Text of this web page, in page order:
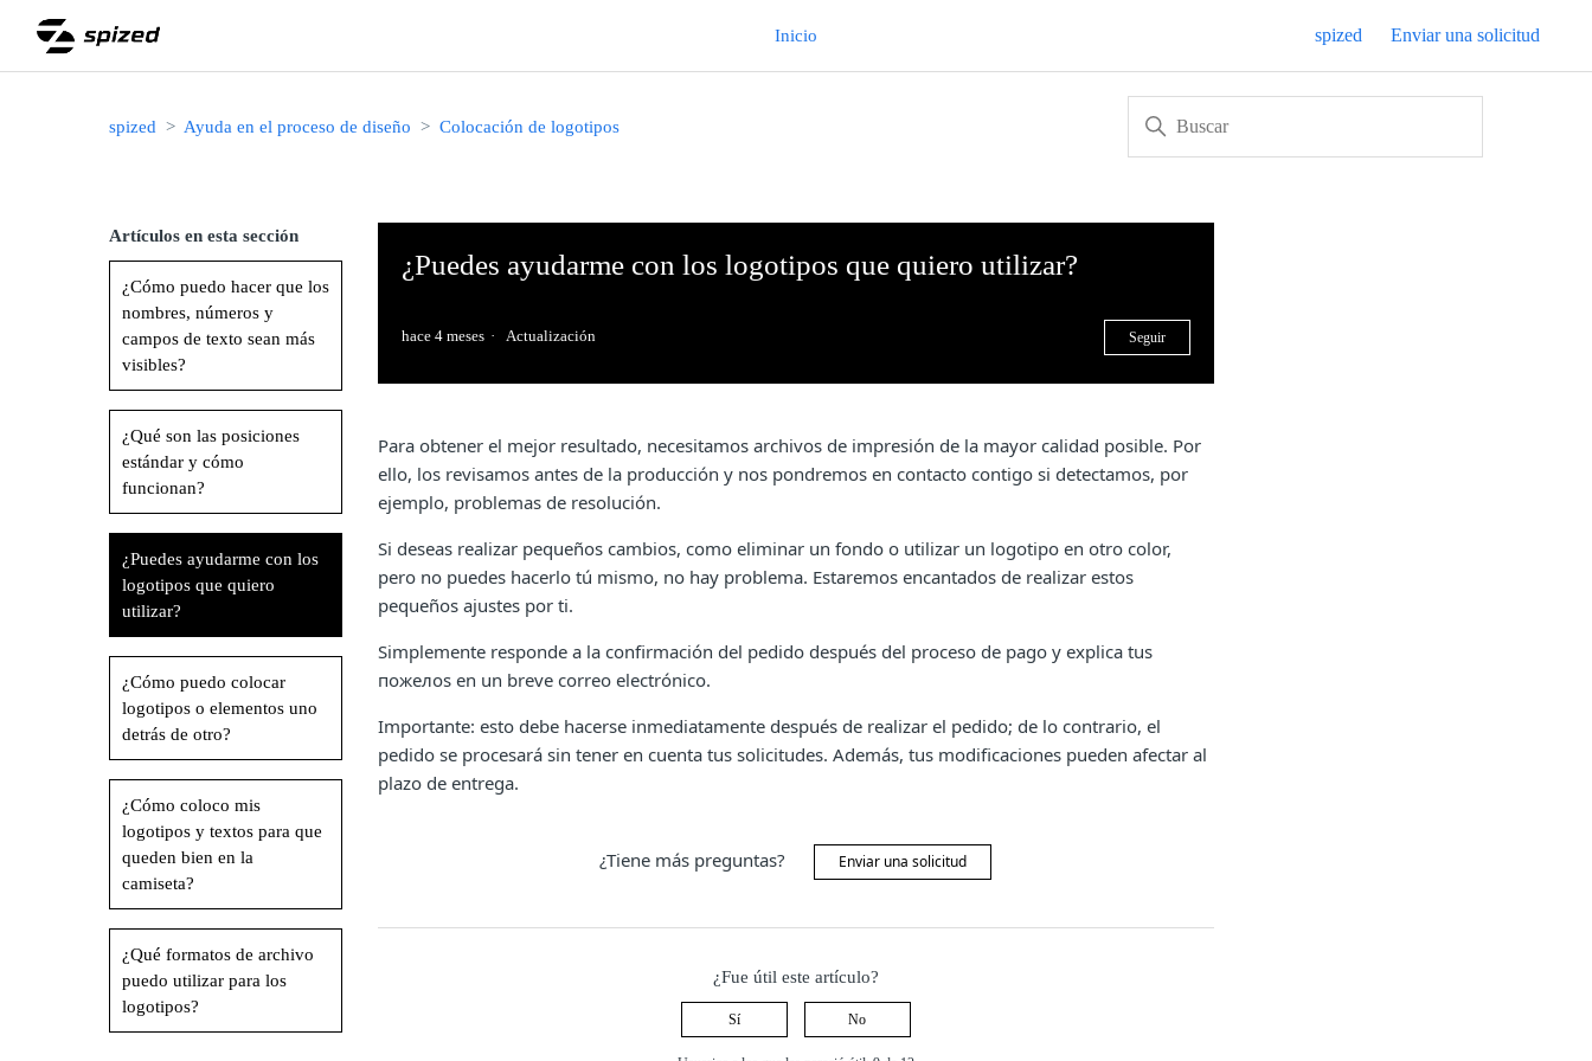
Inicio spized Enviar una solicitud
spized Ayuda en el proceso de diseño Colocación de logotipos
Artículos en esta sección
¿Cómo puedo hacer que los
nombres, números y
campos de texto sean más
visibles?
¿Qué son las posiciones
estándar y cómo
funcionan?
¿Puedes ayudarme con los
logotipos que quiero
utilizar?
¿Cómo puedo colocar
logotipos o elementos uno
detrás de otro?
¿Cómo coloco mis
logotipos y textos para que
queden bien en la
camiseta?
¿Qué formatos de archivo
puedo utilizar para los
logotipos?
¿Puedes ayudarme con los logotipos que quiero utilizar?
hace 4 meses Actualización Seguir
Para obtener el mejor resultado, necesitamos archivos de impresión de la mayor calidad posible. Por
ello, los revisamos antes de la producción y nos pondremos en contacto contigo si detectamos, por
ejemplo, problemas de resolución.
Si deseas realizar pequeños cambios, como eliminar un fondo o utilizar un logotipo en otro color,
pero no puedes hacerlo tú mismo, no hay problema. Estaremos encantados de realizar estos
pequeños ajustes por ti.
Simplemente responde a la confirmación del pedido después del proceso de pago y explica tus
пожелos en un breve correo electrónico.
Importante: esto debe hacerse inmediatamente después de realizar el pedido; de lo contrario, el
pedido se procesará sin tener en cuenta tus solicitudes. Además, tus modificaciones pueden afectar al
plazo de entrega.
¿Tiene más preguntas? Enviar una solicitud
¿Fue útil este artículo?
Sí No